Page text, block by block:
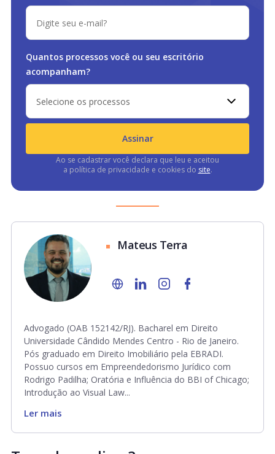
Quantos processos você ou seu escritório
acompanham?
Selecione os processos
Assinar
Ao se cadastrar você declara que leu e aceitou
a política de privacidade e cookies do site.
Mateus Terra
Advogado (OAB 152142/RJ). Bacharel em Direito
Universidade Cândido Mendes Centro - Rio de Janeiro.
Pós graduado em Direito Imobiliário pela EBRADI.
Possuo cursos em Empreendedorismo Jurídico com
Rodrigo Padilha; Oratória e Influência do BBI of Chicago;
Introdução ao Visual Law...
Ler mais